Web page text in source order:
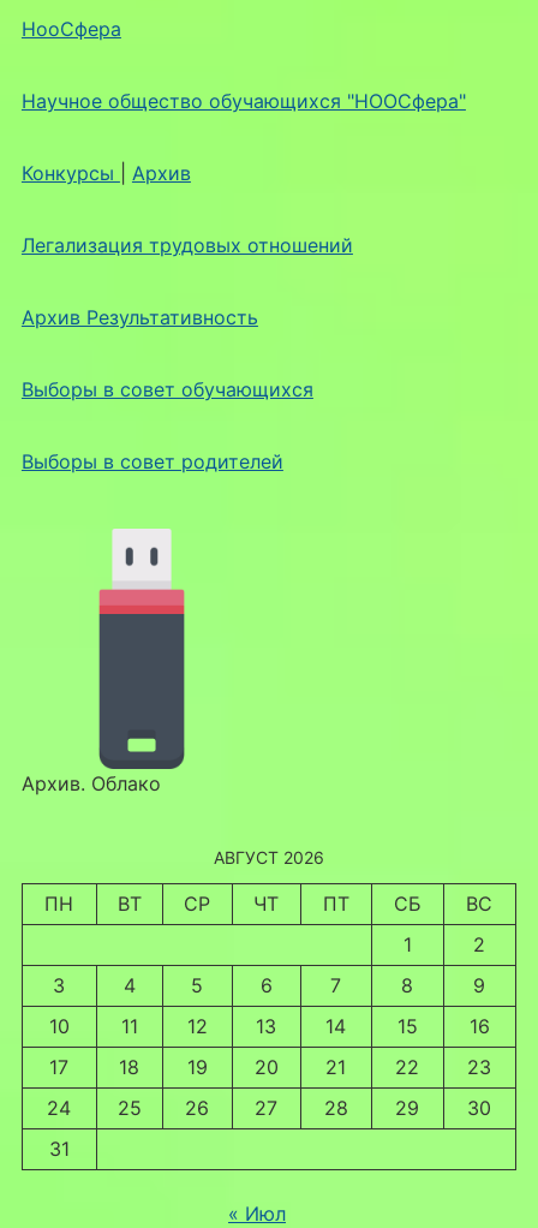
НооСфера
Научное общество обучающихся "НООСфера"
Конкурсы Архив
Легализация трудовых отношений
Архив Результативность
Выборы в совет обучающихся
Выборы в совет родителей
Архив. Облако
АВГУСТ 2026
ПН ВТ СР ЧТ ПТ СБ
ВС
1
2
3
4 5 6 7 8
9
10
11 12 13 14 15
16
17
18 19 20 21 22
23
24
25 26 27 28 29
30
31
« Июл